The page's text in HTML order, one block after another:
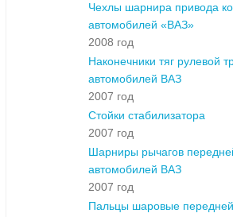
Чехлы шарнира привода
автомобилей «ВАЗ»
2008 год
Наконечники тяг рулевой
автомобилей ВАЗ
2007 год
Стойки стабилизатора
2007 год
Шарниры рычагов
автомобилей ВАЗ
2007 год
Пальцы шаровые